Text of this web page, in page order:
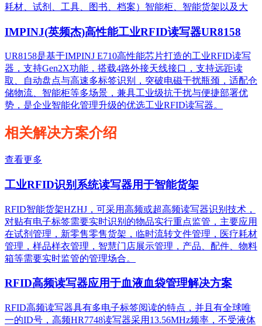
耗材、试剂、工具、图书、档案）智能柜、智能货架以及大
IMPINJ(英频杰)高性能工业RFID读写器UR8158
UR8158是基于IMPINJ E710高性能芯片打造的工业RFID读写
器，支持Gen2X功能，搭载4路外接天线接口，支持远距读
取、自动盘点与高速多标签识别，突破电磁干扰瓶颈，适配仓
储物流、智能柜等多场景，兼具工业级抗干扰与便捷部署优
势，是企业智能化管理升级的优选工业RFID读写器。
相关解决方案介绍
查看更多
工业RFID识别系统读写器用于智能货架
RFID智能货架HZHJ，可采用高频或超高频读写器识别技术，
对贴有电子标签需要实时识别的物品实行重点监管，主要应用
在试剂管理，新零售零售货架，临时流转文件管理，医疗耗材
管理，样品样衣管理，智慧门店展示管理，产品、配件、物料
箱等需要实时监管的管理场合。
RFID高频读写器应用于血液血袋管理解决方案
RFID高频读写器具有多电子标签阅读的特点，并且有全球唯
一的ID号，高频HR7748读写器采用13.56MHz频率，不受液体